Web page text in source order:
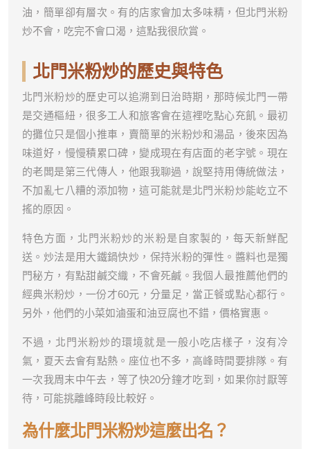
油，簡單卻有層次。有的店家會加太多味精，但北門米粉
炒不會，吃完不會口渴，這點我很欣賞。
北門米粉炒的歷史與特色
北門米粉炒的歷史可以追溯到日治時期，那時候北門一帶
是交通樞紐，很多工人和旅客會在這裡吃點心充飢。最初
的攤位只是個小推車，賣簡單的米粉炒和湯品，後來因為
味道好，慢慢積累口碑，變成現在有店面的老字號。現在
的老闆是第三代傳人，他跟我聊過，說堅持用傳統做法，
不加亂七八糟的添加物，這可能就是北門米粉炒能屹立不
搖的原因。
特色方面，北門米粉炒的米粉是自家製的，每天新鮮配
送。炒法是用大鐵鍋快炒，保持米粉的彈性。醬料也是獨
門秘方，有點甜鹹交織，不會死鹹。我個人最推薦他們的
經典米粉炒，一份才60元，分量足，當正餐或點心都行。
另外，他們的小菜如滷蛋和油豆腐也不錯，價格實惠。
不過，北門米粉炒的環境就是一般小吃店樣子，沒有冷
氣，夏天去會有點熱。座位也不多，高峰時間要排隊。有
一次我周末中午去，等了快20分鐘才吃到，如果你討厭等
待，可能挑離峰時段比較好。
為什麼北門米粉炒這麼出名？